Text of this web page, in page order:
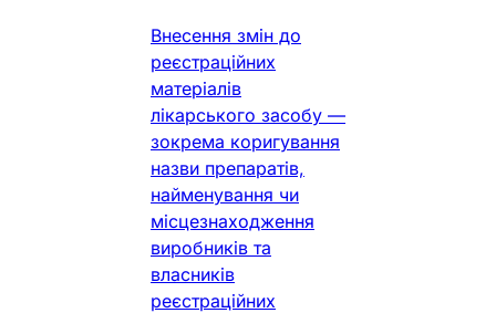
Внесення змін до
реєстраційних
матеріалів
лікарського засобу —
зокрема коригування
назви препаратів,
найменування чи
місцезнаходження
виробників та
власників
реєстраційних